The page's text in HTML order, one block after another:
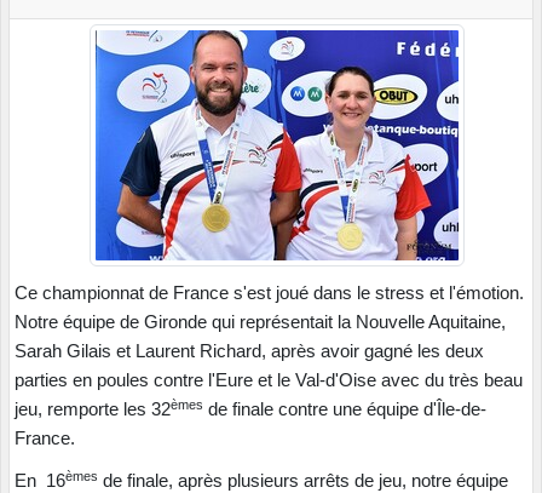
Ce championnat de France s'est joué dans le stress et l'émotion.
Notre équipe de Gironde qui représentait la Nouvelle Aquitaine,
Sarah Gilais et Laurent Richard, après avoir gagné les deux
parties en poules contre l'Eure et le Val-d'Oise avec du très beau
jeu, remporte les 32èmes de finale contre une équipe d'Île-de-
France.
En 16èmes de finale, après plusieurs arrêts de jeu, notre équipe